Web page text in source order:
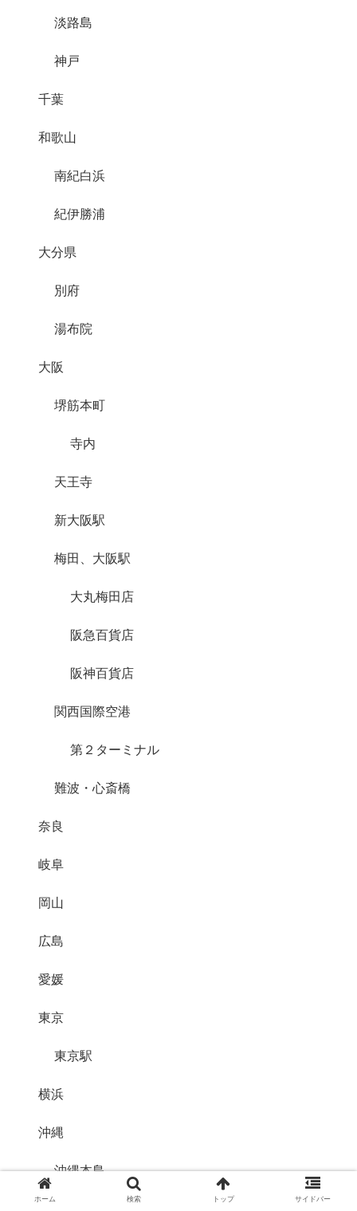
淡路島
神戸
千葉
和歌山
南紀白浜
紀伊勝浦
大分県
別府
湯布院
大阪
堺筋本町
寺内
天王寺
新大阪駅
梅田、大阪駅
大丸梅田店
阪急百貨店
阪神百貨店
関西国際空港
第２ターミナル
難波・心斎橋
奈良
岐阜
岡山
広島
愛媛
東京
東京駅
横浜
沖縄
沖縄本島
ホーム 検索 トップ サイドバー